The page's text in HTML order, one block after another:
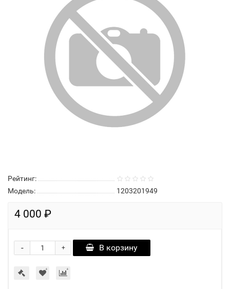
Рейтинг:
Модель:
1203201949
4 000 ₽
+
- В корзину